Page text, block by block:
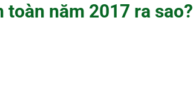
năm 2017 ra sao?